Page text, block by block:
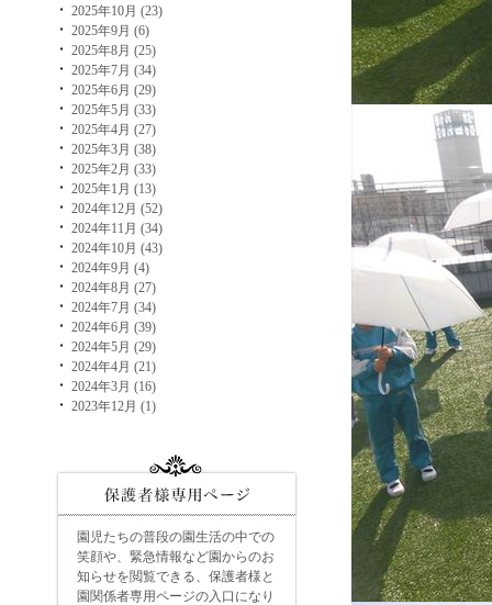
2025年10月 (23)
2025年9月 (6)
2025年8月 (25)
2025年7月 (34)
2025年6月 (29)
2025年5月 (33)
2025年4月 (27)
2025年3月 (38)
2025年2月 (33)
2025年1月 (13)
2024年12月 (52)
2024年11月 (34)
2024年10月 (43)
2024年9月 (4)
2024年8月 (27)
2024年7月 (34)
2024年6月 (39)
2024年5月 (29)
2024年4月 (21)
2024年3月 (16)
2023年12月 (1)
園児たちの普段の園生活の中での
笑顔や、緊急情報など園からのお
知らせを閲覧できる、保護者様と
園関係者専用ページの入口になり